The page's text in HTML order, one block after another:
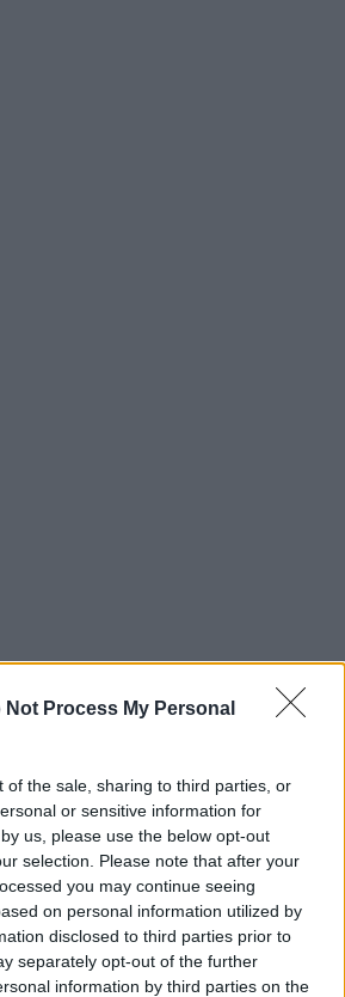
Not Process My Personal
of the sale, sharing to third parties, or
or sensitive information for
us, please use the below opt-out
selection. Please note that after your
you may continue seeing
on personal information utilized by
disclosed to third parties prior to
separately opt-out of the further
information by third parties on the